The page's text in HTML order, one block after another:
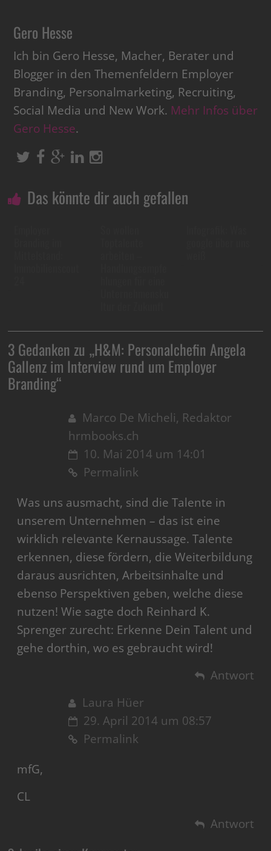
Gero Hesse
Ich bin Gero Hesse, Macher, Berater und
Blogger in den Themenfeldern Employer
Branding, Personalmarketing, Recruiting,
Social Media und New Work. Mehr Infos über
Gero Hesse.
Das könnte dir auch gefallen
3 Gedanken zu „H&M: Personalchefin Angela
Gallenz im Interview rund um Employer
Branding“
Marco De Micheli, Redaktor
hrmbooks.ch
10. Mai 2014 um 14:01
Permalink
Was uns ausmacht, sind die Talente in
unserem Unternehmen – das ist eine
wirklich relevante Kernaussage. Talente
erkennen, diese fördern, die Weiterbildung
daraus ausrichten, Arbeitsinhalte und
ebenso Perspektiven geben, welche diese
nutzen! Wie sagte doch Reinhard K.
Sprenger zurecht: Erkenne Dein Talent und
gehe dorthin, wo es gebraucht wird!
Antwort
Laura Hüer
29. April 2014 um 08:57
Permalink
mfG,
CL
Antwort